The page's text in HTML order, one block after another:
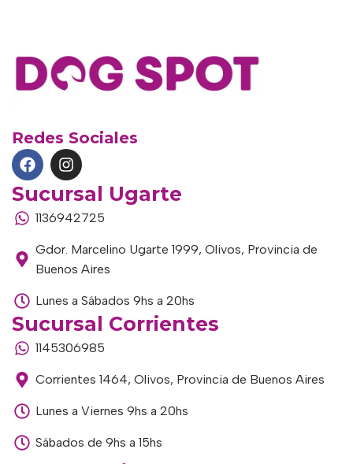
Redes Sociales
Sucursal Ugarte
1136942725
Gdor. Marcelino Ugarte 1999, Olivos, Provincia de
Buenos Aires
Lunes a Sábados 9hs a 20hs
Sucursal Corrientes
1145306985
Corrientes 1464, Olivos, Provincia de Buenos Aires
Lunes a Viernes 9hs a 20hs
Sábados de 9hs a 15hs